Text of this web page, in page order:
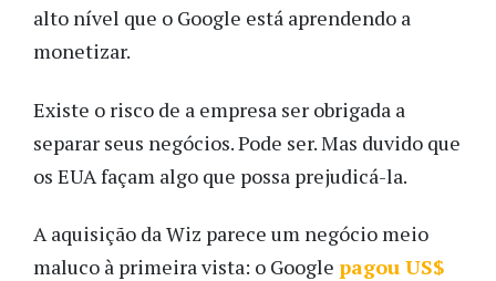
alto nível que o Google está aprendendo a
monetizar.
Existe o risco de a empresa ser obrigada a
separar seus negócios. Pode ser. Mas duvido que
os EUA façam algo que possa prejudicá-la.
A aquisição da Wiz parece um negócio meio
maluco à primeira vista: o Google pagou US$